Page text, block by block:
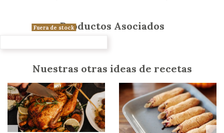
Productos Asociados
Fuera de stock
Nuestras otras ideas de recetas